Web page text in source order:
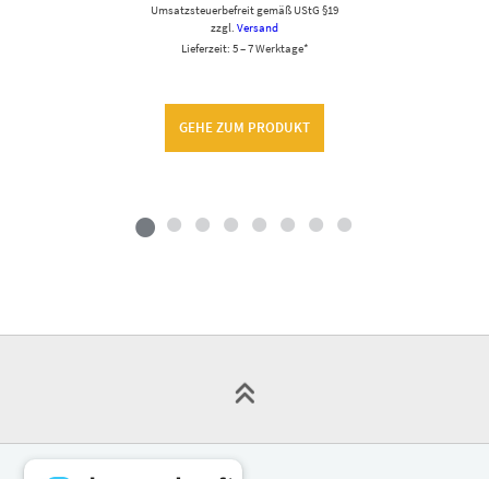
Umsatzsteuerbefreit gemäß UStG §19
zzgl.Versand
Lieferzeit: 5 – 7 Werktage*
GEHE ZUM PRODUKT